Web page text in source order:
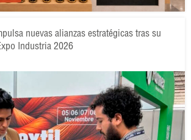
nuevas alianzas estratégicas tras su
Industria 2026